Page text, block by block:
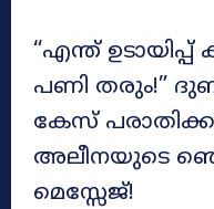
​“എന്ത്
പണി തരും!”
കേസ്
അലീനയുടെ
മെസ്സേജ്!